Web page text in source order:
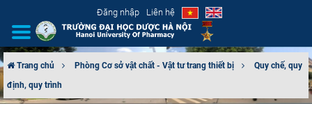
Đăng nhập Liên hệ
GIỚI THIỆU
Trang chủ Phòng Cơ sở vật chất - Vật tư trang thiết bị
Quy chế, quy
định, quy trình